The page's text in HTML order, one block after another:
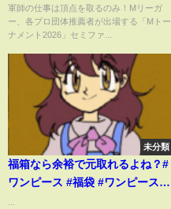
佳/麻雀・Mトーナメント
(ABEMA TIMES)
軍師の仕事は頂点を取るのみ！Mリーガ
ー、各プロ団体推薦者が出場する「Mトー
ナメント2026」セミファ...
未分類
福箱なら余裕で元取れるよね？#
ワンピース #福袋 #ワンピースカ